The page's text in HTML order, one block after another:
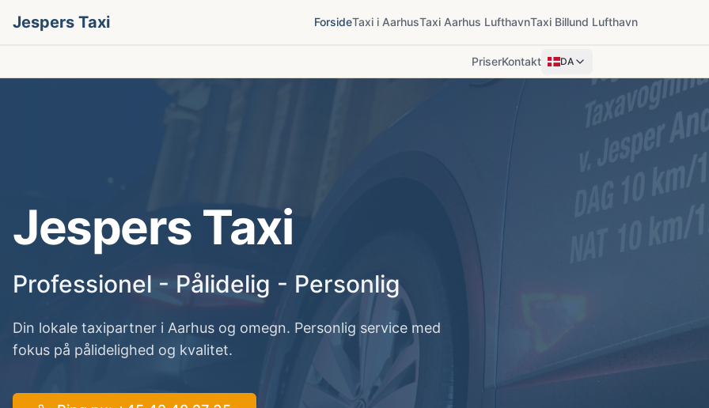
Jespers Taxi ForsideTaxi i AarhusTaxi Aarhus LufthavnTaxi Billund Lufthavn
PriserKontakt DA
Jespers Taxi
Professionel - Pålidelig - Personlig
Din lokale taxipartner i Aarhus og omegn. Personlig service med
fokus på pålidelighed og kvalitet.